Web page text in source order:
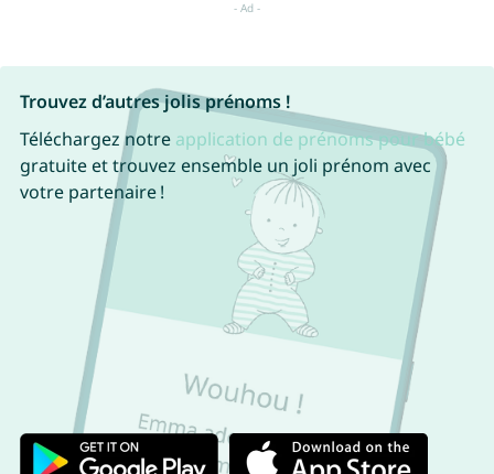
Trouvez d’autres jolis prénoms !
Téléchargez notre application de prénoms pour bébé
gratuite et trouvez ensemble un joli prénom avec
votre partenaire !